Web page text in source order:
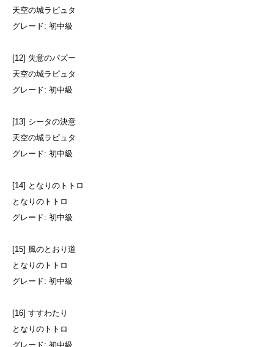
天空の城ラピュタ
グレード: 初中級
[12] 失意のパズー
天空の城ラピュタ
グレード: 初中級
[13] シータの決意
天空の城ラピュタ
グレード: 初中級
[14] となりのトトロ
となりのトトロ
グレード: 初中級
[15] 風のとおり道
となりのトトロ
グレード: 初中級
[16] すすわたり
となりのトトロ
グレード: 初中級